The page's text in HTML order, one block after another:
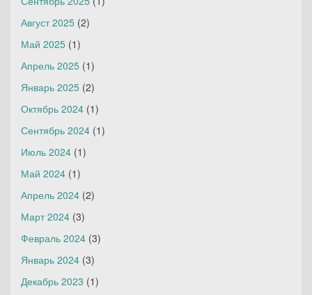
Август 2025 (2)
Май 2025 (1)
Апрель 2025 (1)
Январь 2025 (2)
Октябрь 2024 (1)
Сентябрь 2024 (1)
Июль 2024 (1)
Май 2024 (1)
Апрель 2024 (2)
Март 2024 (3)
Февраль 2024 (3)
Январь 2024 (3)
Декабрь 2023 (1)